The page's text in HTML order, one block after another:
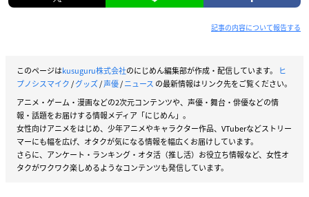
記事の内容について報告する
このページはkusuguru株式会社のにじめん編集部が作成・配信しています。
ヒ
プノシスマイク/グッズ/声優/ニュース の最新情報はリンク先をご覧ください。
アニメ・ゲーム・漫画などの2次元コンテンツや、声優・舞台・俳優などの情
報・話題をお届けする情報メディア「にじめん」。
女性向けアニメをはじめ、少年アニメやキャラクター作品、VTuberなどストリー
マーにも幅を広げ、オタクが気になる情報を幅広くお届けしています。
さらに、アンケート・ランキング・オタ活（推し活）お役立ち情報など、女性オ
タクがワクワク楽しめるようなコンテンツも発信しています。